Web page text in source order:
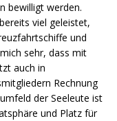
bewilligt werden.
viel geleistet,
und
sehr, dass mit
auch in
Rechnung
der Seeleute ist
und Platz für